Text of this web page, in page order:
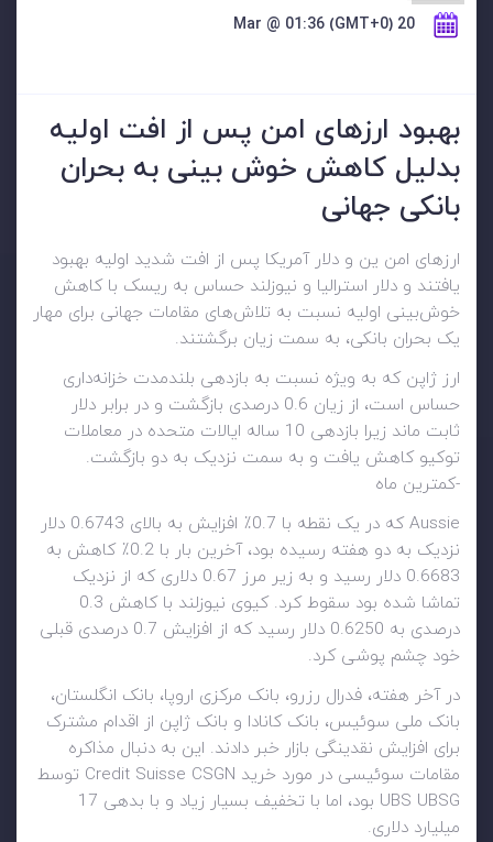
20 Mar @ 01:36 (GMT+0)
بهبود ارزهای امن پس از افت اولیه
بدلیل کاهش خوش بینی به بحران
بانکی جهانی
ارزهای امن ین و دلار آمریکا پس از افت شدید اولیه بهبود
یافتند و دلار استرالیا و نیوزلند حساس به ریسک با کاهش
خوش‌بینی اولیه نسبت به تلاش‌های مقامات جهانی برای مهار
یک بحران بانکی، به سمت زیان برگشتند.
ارز ژاپن که به ویژه نسبت به بازدهی بلندمدت خزانه‌داری
حساس است، از زیان 0.6 درصدی بازگشت و در برابر دلار
ثابت ماند زیرا بازدهی 10 ساله ایالات متحده در معاملات
توکیو کاهش یافت و به سمت نزدیک به دو بازگشت.
-کمترین ماه
Aussie که در یک نقطه با 0.7٪ افزایش به بالای 0.6743 دلار
نزدیک به دو هفته رسیده بود، آخرین بار با 0.2٪ کاهش به
0.6683 دلار رسید و به زیر مرز 0.67 دلاری که از نزدیک
تماشا شده بود سقوط کرد. کیوی نیوزلند با کاهش 0.3
درصدی به 0.6250 دلار رسید که از افزایش 0.7 درصدی قبلی
خود چشم پوشی کرد.
در آخر هفته، فدرال رزرو، بانک مرکزی اروپا، بانک انگلستان،
بانک ملی سوئیس، بانک کانادا و بانک ژاپن از اقدام مشترک
برای افزایش نقدینگی بازار خبر دادند. این به دنبال مذاکره
مقامات سوئیسی در مورد خرید Credit Suisse CSGN توسط
UBS UBSG بود، اما با تخفیف بسیار زیاد و با بدهی 17
میلیارد دلاری.